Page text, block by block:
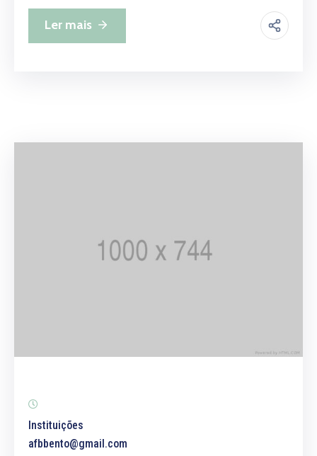
Ler mais
Instituições
afbbento@gmail.com